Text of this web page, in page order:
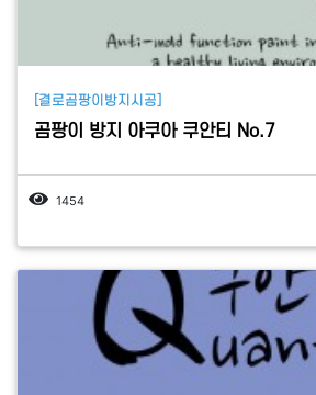
[결로곰팡이방지시공]
곰팡이 방지 아쿠아 쿠안티 No.7
1454